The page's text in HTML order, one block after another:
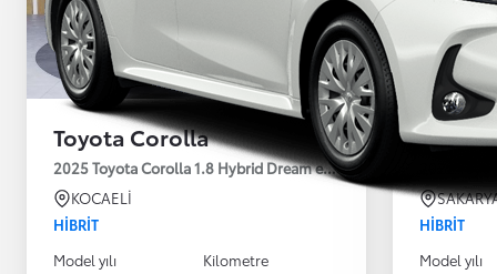
Toyota Corolla
2025 Toyota Corolla 1.8 Hybrid Dream e-CVT 140HP
KOCAELİ
HIBRIT
Model yılı
Kilometre
2022
HIBRIT
Model yılı